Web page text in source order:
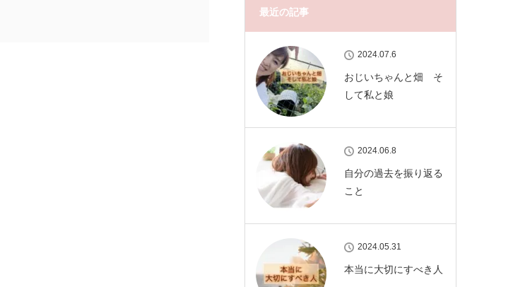
最近の記事
2024.07.6
おじいちゃんと畑 そ
して私と娘
2024.06.8
自分の過去を振り返る
こと
2024.05.31
本当に大切にすべき人